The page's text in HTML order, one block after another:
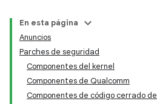
En esta página
Anuncios
Parches de seguridad
Componentes del kernel
Componentes de Qualcomm
Componentes de código cerrado